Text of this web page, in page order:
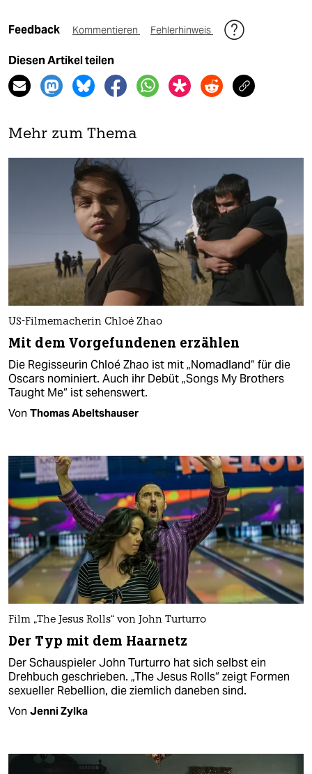
Feedback Kommentieren Fehlerhinweis
Diesen Artikel teilen
Mehr zum Thema
US-Filmemacherin Chloé Zhao
Mit dem Vorgefundenen erzählen
Die Regisseurin Chloé Zhao ist mit „Nomadland“ für die
Oscars nominiert. Auch ihr Debüt „Songs My Brothers
Taught Me“ ist sehenswert.
Von Thomas Abeltshauser
Film „The Jesus Rolls“ von John Turturro
Der Typ mit dem Haarnetz
Der Schauspieler John Turturro hat sich selbst ein
Drehbuch geschrieben. „The Jesus Rolls“ zeigt Formen
sexueller Rebellion, die ziemlich daneben sind.
Von Jenni Zylka